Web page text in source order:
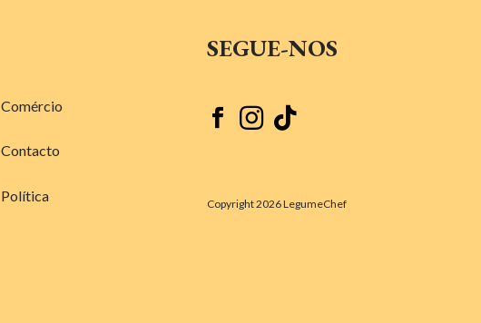
Comércio
Contacto
Política
SEGUE-NOS
  
Copyright 2026 LegumeChef